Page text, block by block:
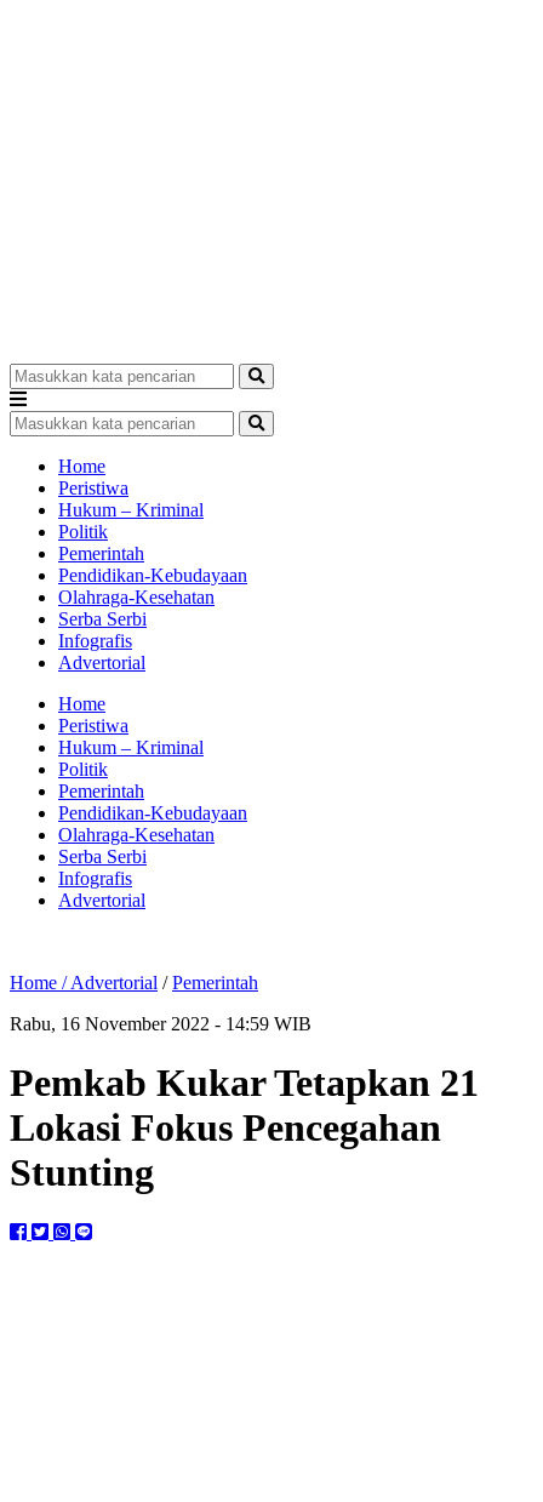
Home
Peristiwa
Hukum – Kriminal
Politik
Pemerintah
Pendidikan-Kebudayaan
Olahraga-Kesehatan
Serba Serbi
Infografis
Advertorial
Home
Peristiwa
Hukum – Kriminal
Politik
Pemerintah
Pendidikan-Kebudayaan
Olahraga-Kesehatan
Serba Serbi
Infografis
Advertorial
Home /Advertorial /Pemerintah
Rabu, 16 November 2022 - 14:59 WIB
Pemkab Kukar Tetapkan 21
Lokasi Fokus Pencegahan
Stunting